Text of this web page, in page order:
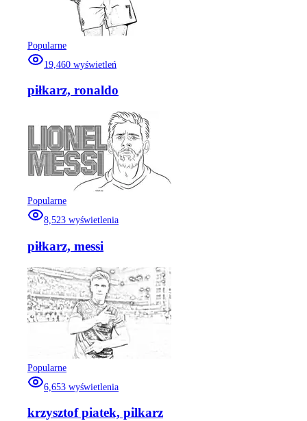
Popularne
19,460 wyświetleń
piłkarz, ronaldo
Popularne
8,523 wyświetlenia
piłkarz, messi
Popularne
6,653 wyświetlenia
krzysztof piatek, pilkarz